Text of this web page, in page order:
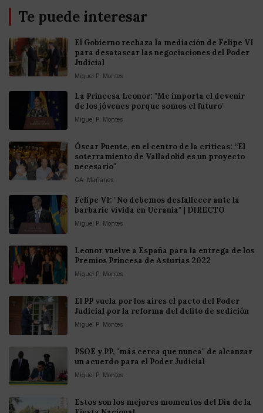
Te puede interesar
El Gobierno rechaza la mediación de Felipe VI
para desatascar las negociaciones del Poder
Judicial
Miguel P. Montes
La Princesa Leonor: "Me importa el devenir
de los jóvenes porque somos el futuro"
Miguel P. Montes
Óscar Puente, en el centro de la críticas: “El
soterramiento de Valladolid es un proyecto
necesario"
GA. Mañanes
Felipe VI: "No debemos desfallecer ante la
barbarie vivida en Ucrania" | DIRECTO
Miguel P. Montes
Leonor vuelve a España para la entrega de los
Premios Princesa de Asturias 2022
Miguel P. Montes
El PP vuela por los aires el pacto del Poder
Judicial por la reforma del delito de sedición
Miguel P. Montes
PSOE y PP, "más cerca que nunca" de alcanzar
un acuerdo para el Poder Judicial
Miguel P. Montes
Estos son los mejores momentos del Día de la